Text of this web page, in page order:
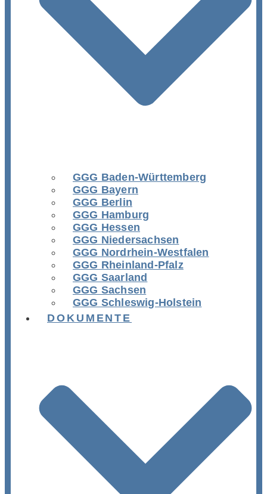
GGG Baden-Württemberg
GGG Bayern
GGG Berlin
GGG Hamburg
GGG Hessen
GGG Niedersachsen
GGG Nordrhein-Westfalen
GGG Rheinland-Pfalz
GGG Saarland
GGG Sachsen
GGG Schleswig-Holstein
DOKUMENTE